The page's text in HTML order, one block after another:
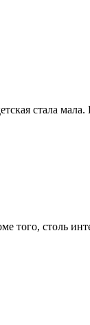
стала мала.
столь